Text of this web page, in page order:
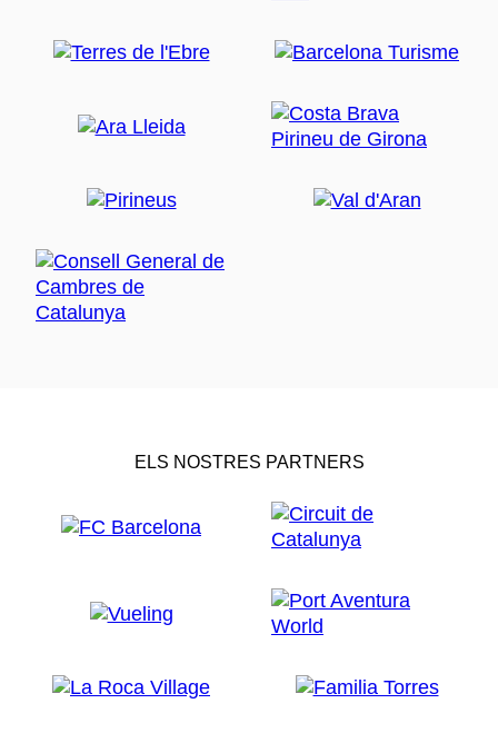
ELS NOSTRES PARTNERS